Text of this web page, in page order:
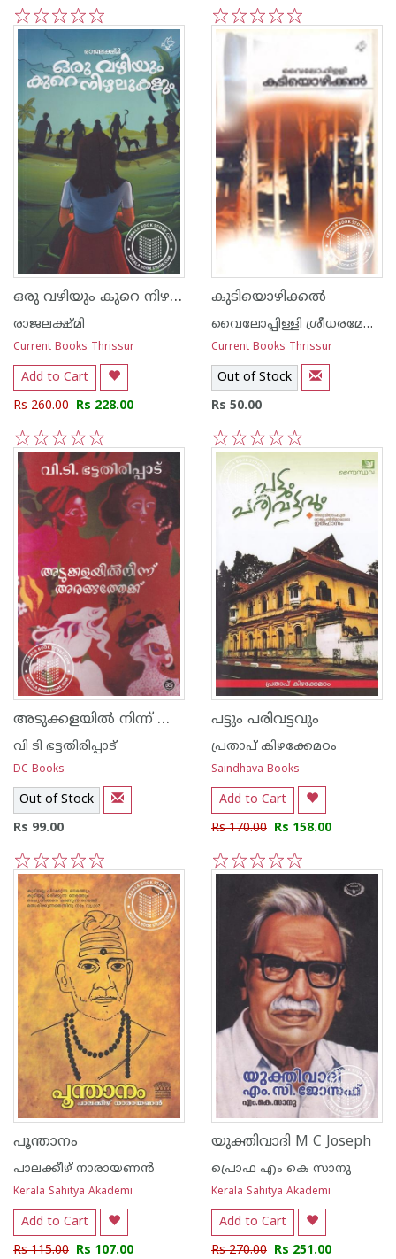
5
4
3
2
1 2
1
ഒരു വഴിയും കുറെ നിഴലുകളും
രാജലക്ഷ്മി
Current Books Thrissur
Add to Cart
Rs 260.00 Rs 228.00
5
4
3
2
1
കുടിയൊഴിക്കല്‍
വൈലോപ്പിള്ളി ശ്രീധരമേനോ‌ന്‍
Current Books Thrissur
Out of Stock
Rs 50.00
5
4
3
2
1
അടുക്കളയില്‍ നിന്ന് അരങ്ങത്തേക്ക്
വി ടി ഭട്ടതിരിപ്പാട്‌
DC Books
Out of Stock
Rs 99.00
5
4
3
2
1
പട്ടും പരിവട്ടവും
പ്രതാപ് കിഴക്കേമഠം
Saindhava Books
Add to Cart
Rs 170.00 Rs 158.00
5
4
3
2
1
പൂന്താനം
പാലക്കീഴ് നാരായണന്‍
Kerala Sahitya Akademi
Add to Cart
Rs 115.00 Rs 107.00
യുക്തിവാദി M C Joseph
പ്രൊഫ എം കെ സാനു
Kerala Sahitya Akademi
Add to Cart
Rs 270.00 Rs 251.00